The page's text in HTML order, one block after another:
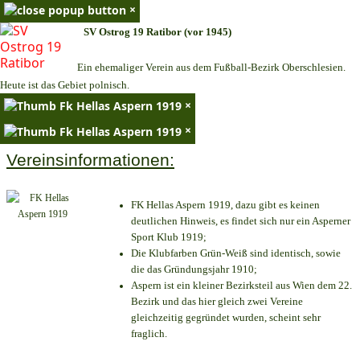
×
SV Ostrog 19 Ratibor (vor 1945)
Ein ehemaliger Verein aus dem Fußball-Bezirk Oberschlesien.
Heute ist das Gebiet polnisch.
×
×
Vereinsinformationen:
FK Hellas Aspern 1919, dazu gibt es keinen
deutlichen Hinweis, es findet sich nur ein Asperner
Sport Klub 1919;
Die Klubfarben Grün-Weiß sind identisch, sowie
die das Gründungsjahr 1910;
Aspern ist ein kleiner Bezirksteil aus Wien dem 22.
Bezirk und das hier gleich zwei Vereine
gleichzeitig gegründet wurden, scheint sehr
fraglich.